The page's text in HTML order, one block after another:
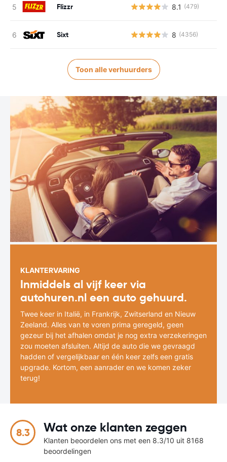
Flizzr 8.1 (479)
Sixt 8 (4356)
Toon alle verhuurders
KLANTERVARING
Inmiddels al vijf keer via
autohuren.nl een auto gehuurd.
Twee keer in Italië, in Frankrijk, Zwitserland en Nieuw
Zeeland. Alles van te voren prima geregeld, geen
gezeur bij het afhalen omdat je nog extra verzekeringen
zou moeten afsluiten. Altijd de auto die we gevraagd
hadden of vergelijkbaar en één keer zelfs een gratis
upgrade. Kortom, een aanrader en we komen zeker
terug!
8.3 Wat onze klanten zeggen
Klanten beoordelen ons met een 8.3/10 uit 8168
beoordelingen